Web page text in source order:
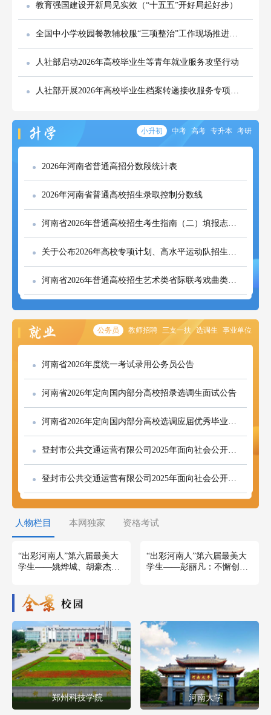
教育强国建设开新局见实效（“十五五”开好局起好步）
全国中小学校园餐教辅校服“三项整治”工作现场推进会召开
人社部启动2026年高校毕业生等青年就业服务攻坚行动
人社部开展2026年高校毕业生档案转递接收服务专项行动
小升初 中考 高考 专升本 考研
2026年河南省普通高招分数段统计表
2026年河南省普通高校招生录取控制分数线
河南省2026年普通高校招生考生指南（二）填报志愿和录取注意事项
关于公布2026年高校专项计划、高水平运动队招生专业信息的说明
河南省2026年普通高校招生艺术类省际联考戏曲类专业成绩公布
公务员 教师招聘 三支一扶 选调生 事业单位
河南省2026年度统一考试录用公务员公告
河南省2026年定向国内部分高校招录选调生面试公告
河南省2026年定向国内部分高校选调应届优秀毕业生公告
登封市公共交通运营有限公司2025年面向社会公开招聘工作人员录用公告
登封市公共交通运营有限公司2025年面向社会公开招聘工作人员公告
人物栏目 本网独家 资格考试
“出彩河南人”第六届最美大
学生——姚烨城、胡豪杰、
“出彩河南人”第六届最美大
学生——彭丽凡：不懈创
郑州科技学院 河南大学